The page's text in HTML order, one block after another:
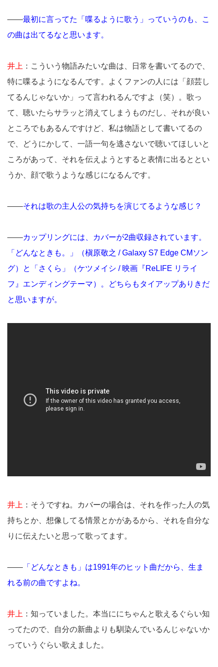
――最初に言ってた「喋るように歌う」っていうのも、こ
の曲は出てるなと思います。
井上 ：こういう物語みたいな曲は、日常を書いてるので、
特に喋るようになるんです。よくファンの人には「顔芸し
てるんじゃないか」って言われるんですよ（笑）。歌っ
て、聴いたらサラッと消えてしまうものだし、それが良い
ところでもあるんですけど、私は物語として書いてるの
で、どうにかして、一語一句を逃さないで聴いてほしいと
ころがあって、それを伝えようとすると表情に出るととい
うか、顔で歌うような感じになるんです。
――それは歌の主人公の気持ちを演じてるような感じ？
――カップリングには、カバーが2曲収録されています。
「どんなときも。」（槇原敬之 / Galaxy S7 Edge CMソン
グ）と「さくら」（ケツメイシ / 映画『ReLIFE リライ
フ』エンディングテーマ）。どちらもタイアップありきだ
と思いますが。
井上 ：そうですね。カバーの場合は、それを作った人の気
持ちとか、想像してる情景とかがあるから、それを自分な
りに伝えたいと思って歌ってます。
―― 「どんなときも」は1991年のヒット曲だから、生ま
れる前の曲ですよね。
井上 ：知っていました。本当ににちゃんと歌えるぐらい知
ってたので、自分の新曲よりも馴染んでいるんじゃないか
っていうぐらい歌えました。